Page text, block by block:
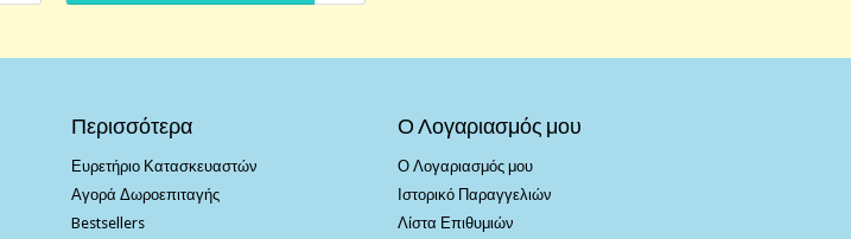
Περισσότερα
Ευρετήριο Κατασκευαστών
Αγορά Δωροεπιταγής
Bestsellers
Ο Λογαριασμός μου
Ο Λογαριασμός μου
Ιστορικό Παραγγελιών
Λίστα Επιθυμιών